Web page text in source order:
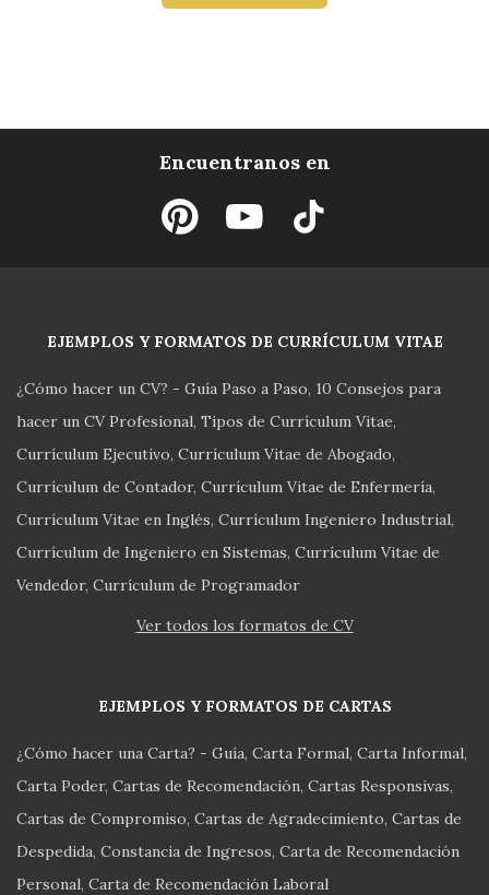
Encuentranos en
EJEMPLOS Y FORMATOS DE CURRÍCULUM VITAE
¿Cómo hacer un CV? - Guía Paso a Paso 10 Consejos para
hacer un CV Profesional Tipos de Currículum Vitae
Currículum Ejecutivo Currículum Vitae de Abogado
Currículum de Contador Currículum Vitae de Enfermería
Currículum Vitae en Inglés Currículum Ingeniero Industrial
Currículum de Ingeniero en Sistemas Currículum Vitae de
Vendedor Currículum de Programador
Ver todos los formatos de CV
EJEMPLOS Y FORMATOS DE CARTAS
¿Cómo hacer una Carta? - Guía Carta Formal Carta Informal
Carta Poder Cartas de Recomendación Cartas Responsivas
Cartas de Compromiso Cartas de Agradecimiento Cartas de
Despedida Constancia de Ingresos Carta de Recomendación
Personal Carta de Recomendación Laboral